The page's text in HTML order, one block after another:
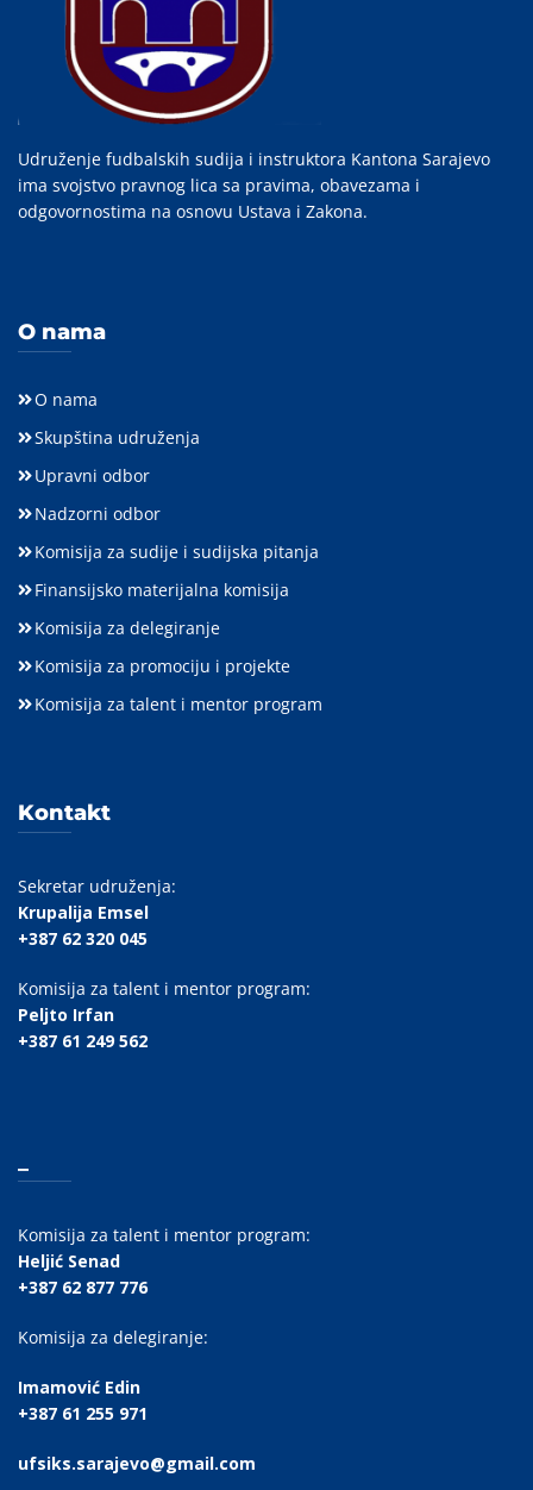
Udruženje fudbalskih sudija i instruktora Kantona Sarajevo
ima svojstvo pravnog lica sa pravima, obavezama i
odgovornostima na osnovu Ustava i Zakona.
O nama
O nama
Skupština udruženja
Upravni odbor
Nadzorni odbor
Komisija za sudije i sudijska pitanja
Finansijsko materijalna komisija
Komisija za delegiranje
Komisija za promociju i projekte
Komisija za talent i mentor program
Kontakt
Sekretar udruženja:
Krupalija Emsel
+387 62 320 045
Komisija za talent i mentor program:
Peljto Irfan
+387 61 249 562
Komisija za talent i mentor program:
Heljić Senad
+387 62 877 776
Komisija za delegiranje:
Imamović Edin
+387 61 255 971
ufsiks.sarajevo@gmail.com